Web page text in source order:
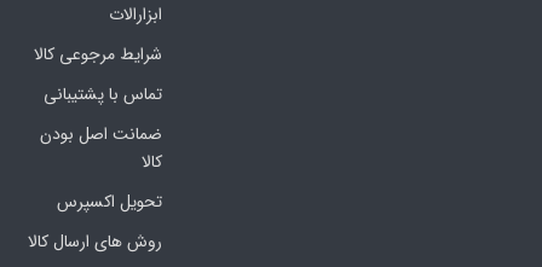
ابزارالات
شرایط مرجوعی کالا
تماس با پشتیبانی
ضمانت اصل بودن
کالا
تحویل اکسپرس
روش های ارسال کالا